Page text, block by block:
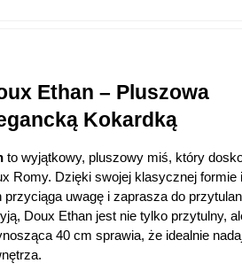
Ethan – Pluszowa
Kokardką
to wyjątkowy, pluszowy miś, który
Romy. Dzięki swojej klasycznej formie i
uwagę i zaprasza do
Doux Ethan jest nie tylko przytulny,
40 cm sprawia, że idealnie